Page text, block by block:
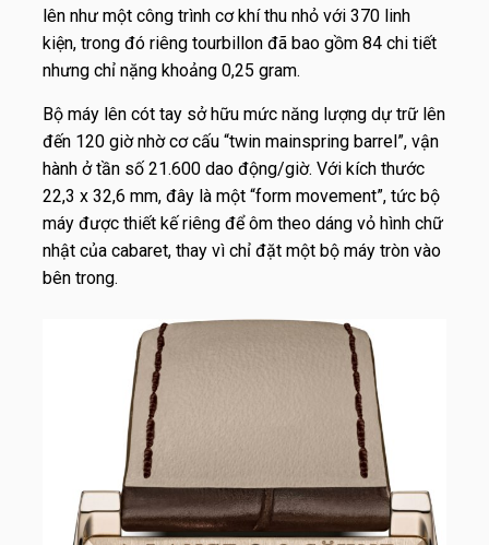
lên như một công trình cơ khí thu nhỏ với 370 linh
kiện, trong đó riêng tourbillon đã bao gồm 84 chi tiết
nhưng chỉ nặng khoảng 0,25 gram.
Bộ máy lên cót tay sở hữu mức năng lượng dự trữ lên
đến 120 giờ nhờ cơ cấu “twin mainspring barrel”, vận
hành ở tần số 21.600 dao động/giờ. Với kích thước
22,3 x 32,6 mm, đây là một “form movement”, tức bộ
máy được thiết kế riêng để ôm theo dáng vỏ hình chữ
nhật của cabaret, thay vì chỉ đặt một bộ máy tròn vào
bên trong.